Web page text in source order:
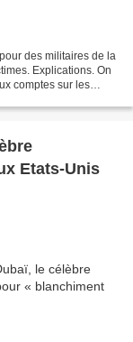
des militaires de la
Explications. On
comptes sur les
Etats-Unis